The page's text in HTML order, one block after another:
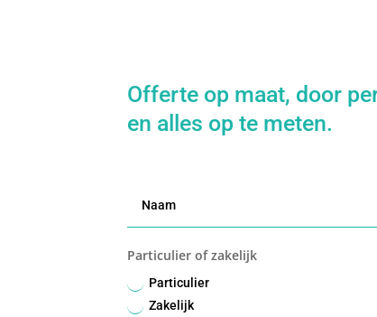
Offerte op maat, door
en alles op te meten.
Particulier of zakelijk
Particulier
Zakelijk